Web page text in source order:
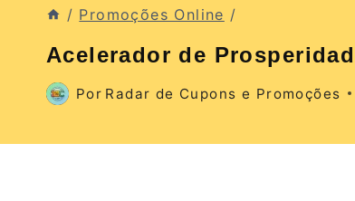
/ Promoções Online /
Acelerador de
Por Radar de Cupons e Promoções